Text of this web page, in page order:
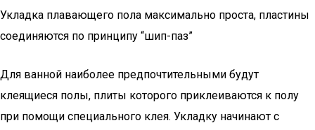
Укладка плавающего пола максимально проста, пластины
соединяются по принципу “шип-паз”
Для ванной наиболее предпочтительными будут
клеящиеся полы, плиты которого приклеиваются к полу
при помощи специального клея. Укладку начинают с